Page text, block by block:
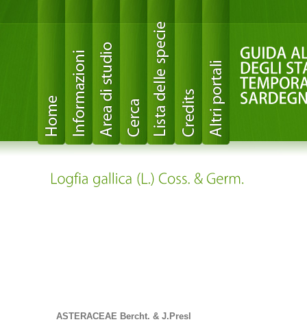
ASTERACEAE Bercht. & J.Presl